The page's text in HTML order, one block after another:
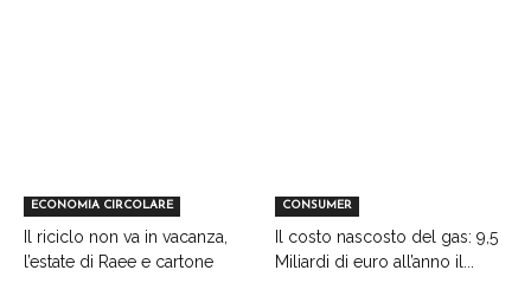
ECONOMIA CIRCOLARE
Il riciclo non va in vacanza,
l’estate di Raee e cartone
CONSUMER
Il costo nascosto del gas: 9,5
Miliardi di euro all’anno il...